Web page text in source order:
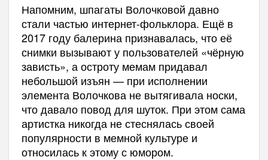
Напомним, шпагаты Волочковой давно
стали частью интернет-фольклора. Ещё в
2017 году балерина признавалась, что её
снимки вызывают у пользователей «чёрную
зависть», а остроту мемам придавал
небольшой изъян — при исполнении
элемента Волочкова не вытягивала носки,
что давало повод для шуток. При этом сама
артистка никогда не стеснялась своей
популярности в мемной культуре и
относилась к этому с юмором.